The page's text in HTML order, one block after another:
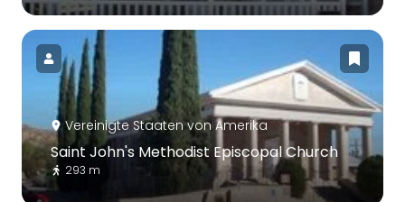
Vereinigte Staaten von Amerika
Saint John's Methodist Episcopal Church
293 m